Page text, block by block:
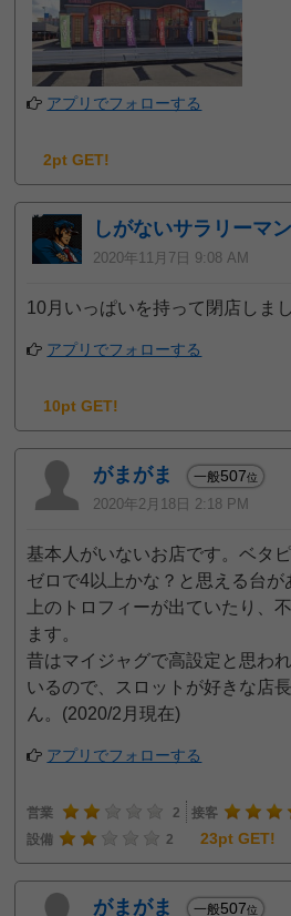
アプリでフォローする
2pt GET!
しがないサラリーマン
2020年11月7日 9:08 AM
10月いっぱいを持って閉店しまし
アプリでフォローする
10pt GET!
がまがま 一般507位
2020年2月18日 2:18 PM
基本人がいないお店です。ベタ
ゼロで4以上かな？と思える台が
上のトロフィーが出ていたり、
ます。
昔はマイジャグで高設定と思わ
いるので、スロットが好きな店
ん。(2020/2月現在)
アプリでフォローする
営業 2 接客
設備
2 23pt GET!
がまがま 一般507位